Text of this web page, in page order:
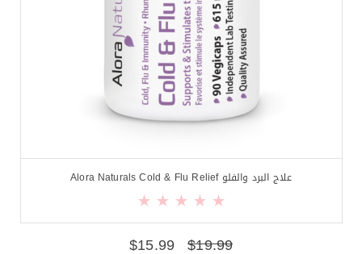
علاج البرد والفلو Alora Naturals Cold & Flu Relief
$19.99
$15.99